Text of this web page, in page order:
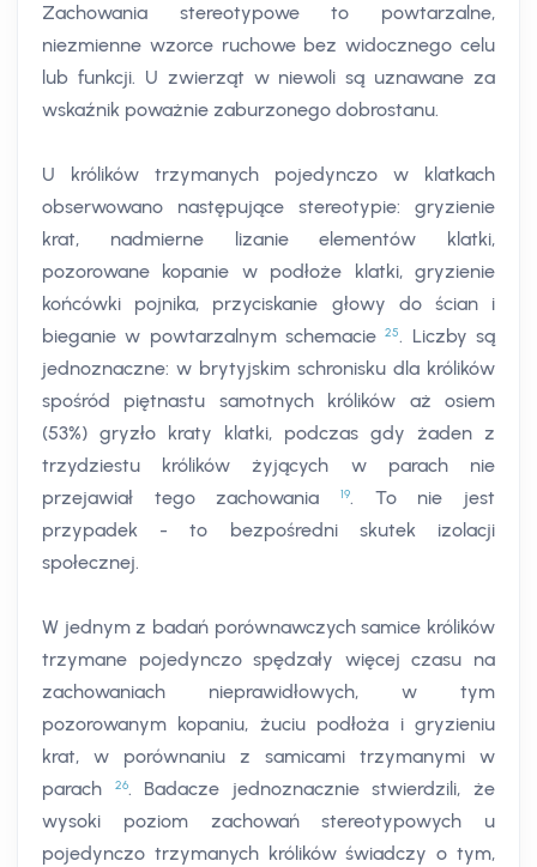
Zachowania stereotypowe to powtarzalne,
niezmienne wzorce ruchowe bez widocznego celu
lub funkcji. U zwierząt w niewoli są uznawane za
wskaźnik poważnie zaburzonego dobrostanu.
U królików trzymanych pojedynczo w klatkach
obserwowano następujące stereotypie: gryzienie
krat, nadmierne lizanie elementów klatki,
pozorowane kopanie w podłoże klatki, gryzienie
końcówki pojnika, przyciskanie głowy do ścian i
bieganie w powtarzalnym schemacie25. Liczby są
jednoznaczne: w brytyjskim schronisku dla królików
spośród piętnastu samotnych królików aż osiem
(53%) gryzło kraty klatki, podczas gdy żaden z
trzydziestu królików żyjących w parach nie
przejawiał tego zachowania
19. To nie jest
przypadek - to bezpośredni skutek izolacji
społecznej.
W jednym z badań porównawczych samice królików
trzymane pojedynczo spędzały więcej czasu na
zachowaniach nieprawidłowych, w tym
pozorowanym kopaniu, żuciu podłoża i gryzieniu
krat, w porównaniu z samicami trzymanymi w
parach
26. Badacze jednoznacznie stwierdzili, że
wysoki poziom zachowań stereotypowych u
pojedynczo trzymanych królików świadczy o tym,